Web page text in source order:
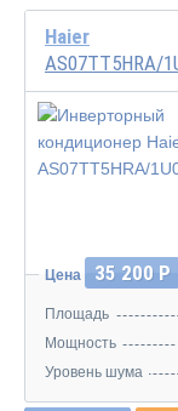
Haier
AS07TT5HRA/
Инвертор
Цена 35 200 Р
Площадь
Мощность
Уровень шума